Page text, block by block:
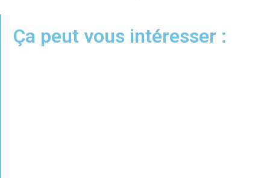
Ça peut vous intéresser :